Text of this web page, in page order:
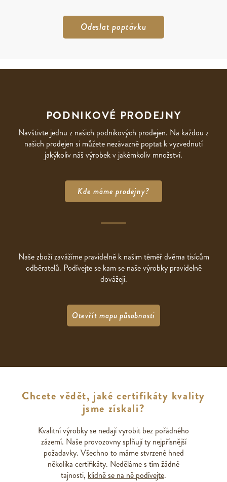
PODNIKOVÉ PRODEJNY
Navštivte jednu z našich podnikových prodejen. Na každou z
našich prodejen si můžete nezávazně poptat k vyzvednutí
jakýkoliv náš výrobek v jakémkoliv množství.
Kde máme prodejny?
Naše zboží zavážíme pravidelně k našim téměř dvěma tisícům
odběratelů. Podívejte se kam se naše výrobky pravidelně
dovážejí.
Otevřít mapu působnosti
Chcete vědět, jaké certifikáty kvality
jsme získali?
Kvalitní výrobky se nedají vyrobit bez pořádného
zázemí. Naše provozovny splňují ty nejpřísnější
požadavky. Všechno to máme stvrzené hned
několika certifikáty. Neděláme s tím žádné
tajnosti, klidně se na ně podívejte.